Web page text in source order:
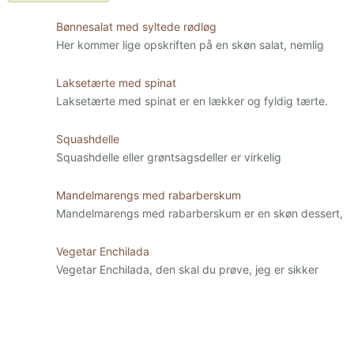
Bønnesalat med syltede rødløg
Her kommer lige opskriften på en skøn salat, nemlig
Laksetærte med spinat
Laksetærte med spinat er en lækker og fyldig tærte.
Squashdelle
Squashdelle eller grøntsagsdeller er virkelig
Mandelmarengs med rabarberskum
Mandelmarengs med rabarberskum er en skøn dessert,
Vegetar Enchilada
Vegetar Enchilada, den skal du prøve, jeg er sikker